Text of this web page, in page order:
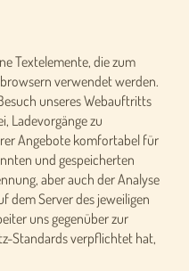
Textelemente, die zum
verwendet werden.
unseres Webauftritts
Ladevorgänge zu
Angebote komfortabel für
und gespeicherten
aber auch der Analyse
dem Server des jeweiligen
uns gegenüber zur
Standards verpflichtet hat,